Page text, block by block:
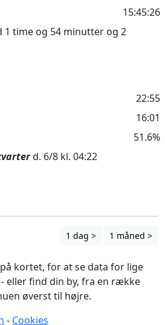
15:45:26
1 time og 54 minutter og 2
22:55
16:01
51.6%
d. 6/8 kl. 04:22
1 dag > 1 måned >
kortet, for at se data for lige
eller find din by, fra en række
øverst til højre.
- Cookies